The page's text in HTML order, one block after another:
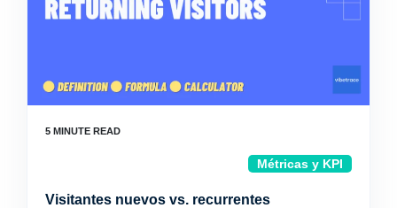
Métricas y KPI
Visitantes nuevos vs. recurrentes